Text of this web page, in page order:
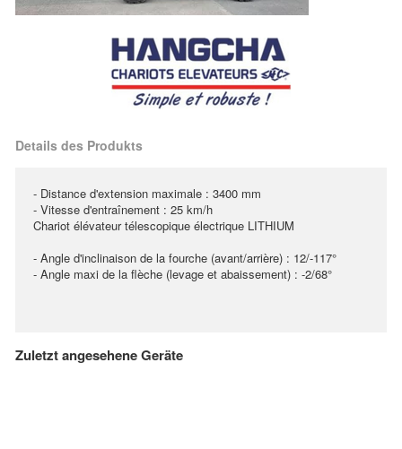
Details des Produkts
- Distance d'extension maximale : 3400 mm
- Vitesse d'entraînement : 25 km/h
Chariot élévateur télescopique électrique LITHIUM
- Angle d'inclinaison de la fourche (avant/arrière) : 12/-117°
- Angle maxi de la flèche (levage et abaissement) : -2/68°
Zuletzt angesehene Geräte